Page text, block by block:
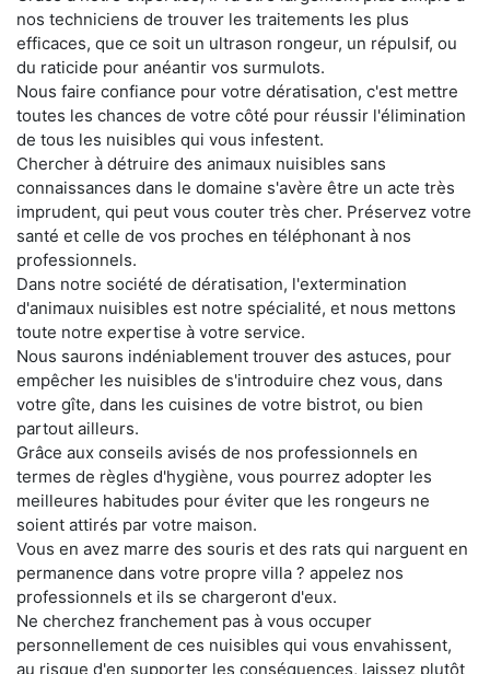
nos techniciens de trouver les traitements les plus
efficaces, que ce soit un ultrason rongeur, un répulsif, ou
du raticide pour anéantir vos surmulots.
Nous faire confiance pour votre dératisation, c'est mettre
toutes les chances de votre côté pour réussir l'élimination
de tous les nuisibles qui vous infestent.
Chercher à détruire des animaux nuisibles sans
connaissances dans le domaine s'avère être un acte très
imprudent, qui peut vous couter très cher. Préservez votre
santé et celle de vos proches en téléphonant à nos
professionnels.
Dans notre société de dératisation, l'extermination
d'animaux nuisibles est notre spécialité, et nous mettons
toute notre expertise à votre service.
Nous saurons indéniablement trouver des astuces, pour
empêcher les nuisibles de s'introduire chez vous, dans
votre gîte, dans les cuisines de votre bistrot, ou bien
partout ailleurs.
Grâce aux conseils avisés de nos professionnels en
termes de règles d'hygiène, vous pourrez adopter les
meilleures habitudes pour éviter que les rongeurs ne
soient attirés par votre maison.
Vous en avez marre des souris et des rats qui narguent en
permanence dans votre propre villa ? appelez nos
professionnels et ils se chargeront d'eux.
Ne cherchez franchement pas à vous occuper
personnellement de ces nuisibles qui vous envahissent,
au risque d'en supporter les conséquences, laissez plutôt